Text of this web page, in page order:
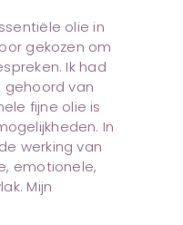
olie in
gekozen om
Ik had
van
fijne olie is
In
werking van
emotionele,
Mijn